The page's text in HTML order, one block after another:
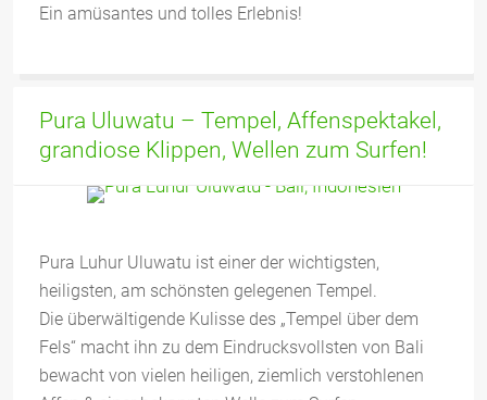
Ein amüsantes und tolles Erlebnis!
Pura Uluwatu – Tempel, Affenspektakel,
grandiose Klippen, Wellen zum Surfen!
Pura Luhur Uluwatu ist einer der wichtigsten,
heiligsten, am schönsten gelegenen Tempel.
Die überwältigende Kulisse des „Tempel über dem
Fels“ macht ihn zu dem Eindrucksvollsten von Bali
bewacht von vielen heiligen, ziemlich verstohlenen